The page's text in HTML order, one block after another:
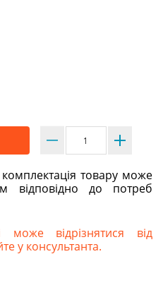
комплектація товару може
відповідно до потреб
відрізнятися від
у консультанта.